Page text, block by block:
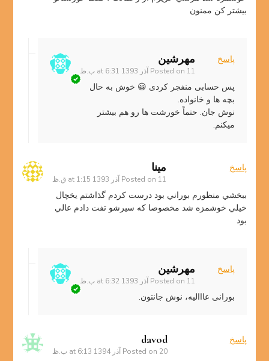
بيشتر كن ممنون
مهرشین
Posted on 11 آذر 1393 at 6:31 ب.ظ
پاسخ
پس حسابی منفجر کردی 😀 خوش به حال
بچه ها و خانواده.
نوش جان. حتماً خورشت ها رو هم بیشتر
میکنم.
مينا
Posted on 11 آذر 1393 at 1:15 ق.ظ
پاسخ
ببخشي منظورم بوراني بود درست كردم گذاشتم يخچال
خيلي خوشمزه شد مخصوصا كه سيرشو تفت دادم عالي
بود
مهرشین
Posted on 11 آذر 1393 at 6:32 ب.ظ
پاسخ
بورانی عااالیه، نوش جانتون.
davod
Posted on 20 آذر 1394 at 6:13 ب.ظ
پاسخ